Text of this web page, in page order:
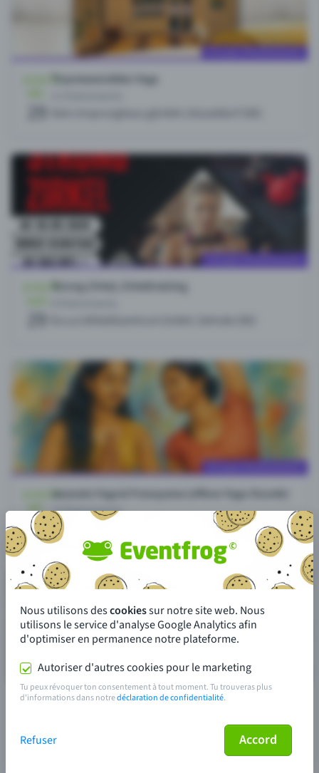
Nous utilisons descookiessur notre site web. Nous
utilisons le service d'analyse Google Analytics afin
d'optimiser en permanence notre plateforme.
Autoriser d'autres cookies pour le marketing
Tu peux révoquer ton consentement à tout moment. Tu trouveras plus
d'informations dans notredéclaration de confidentialité.
Refuser Accord